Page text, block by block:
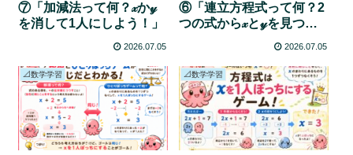
⑦「加減法って何？𝓍か𝓎
を消して1人にしよう！」
2026.07.05
⑥「連立方程式って何？2
つの式から𝓍と𝓎を見つけ
2026.07.05
📐数学学習 📐数学学習